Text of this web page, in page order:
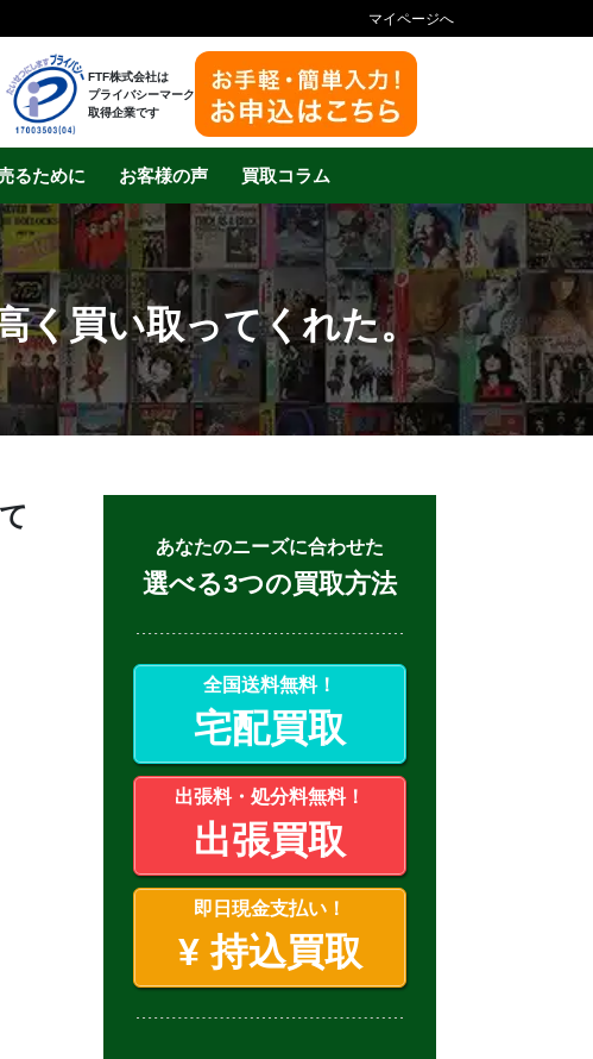
マイページへ
FTF株式会社は
プライバシーマーク
取得企業です
るために お客様の声 買取コラム
く買い取ってくれた。
あなたのニーズに合わせた
選べる3つの買取方法
全国送料無料！
宅配買取
出張料・処分料無料！
出張買取
即日現金支払い！
¥持込買取